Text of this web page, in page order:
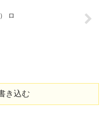
ロ
き込む